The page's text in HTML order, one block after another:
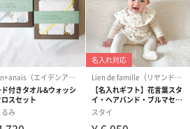
写真付きメッセージカ
ード（Thank you）ピ
ンク（680円）
【誕生日】
Birthday ホワ
刷なし）（